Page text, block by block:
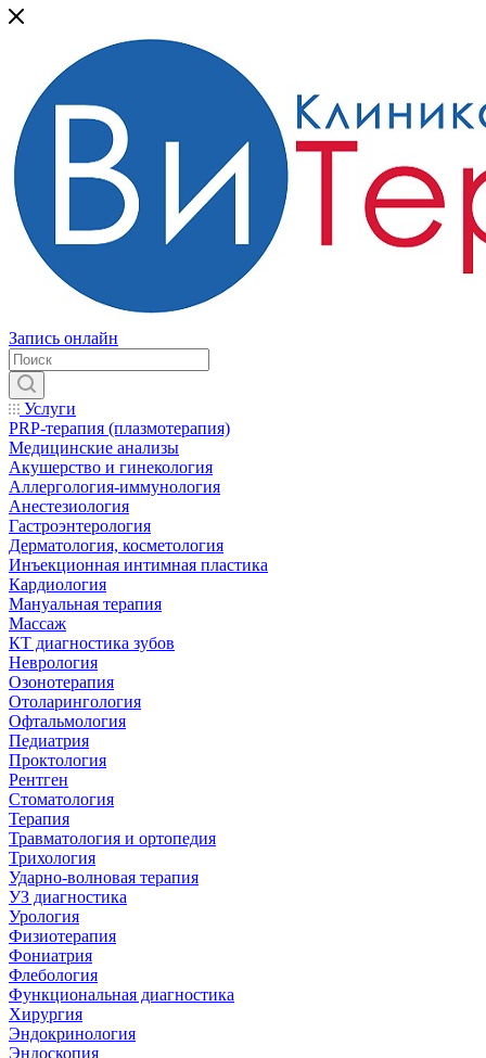
Запись онлайн
Услуги
PRP-терапия (плазмотерапия)
Медицинские анализы
Акушерство и гинекология
Аллергология-иммунология
Анестезиология
Гастроэнтерология
Дерматология, косметология
Инъекционная интимная пластика
Кардиология
Мануальная терапия
Массаж
КТ диагностика зубов
Неврология
Озонотерапия
Отоларингология
Офтальмология
Педиатрия
Проктология
Рентген
Стоматология
Терапия
Травматология и ортопедия
Трихология
Ударно-волновая терапия
УЗ диагностика
Урология
Физиотерапия
Фониатрия
Флебология
Функциональная диагностика
Хирургия
Эндокринология
Эндоскопия